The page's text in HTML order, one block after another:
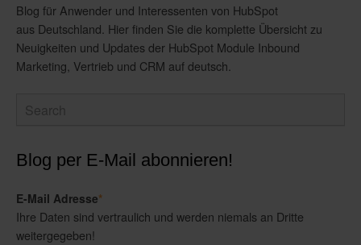
Blog für Anwender und Interessenten von HubSpot
aus Deutschland. Hier finden Sie die komplette Übersicht zu
Neuigkeiten und Updates der HubSpot Module Inbound
Marketing, Vertrieb und CRM auf deutsch.
Blog per E-Mail abonnieren!
E-Mail Adresse*
Ihre Daten sind vertraulich und werden niemals an Dritte
weitergegeben!